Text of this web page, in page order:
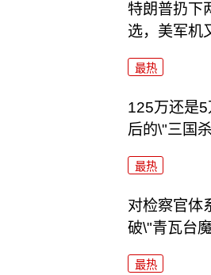
特朗普扔下
选，美军机
最热
125万还是
后的\"三国
最热
对检察官体
破\"青瓦台
最热